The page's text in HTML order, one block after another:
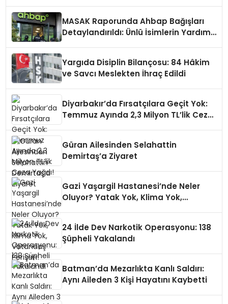
MASAK Raporunda Ahbap Bağışları
Detaylandırıldı: Ünlü İsimlerin Yardım
Yargıda Disiplin Bilançosu: 84 Hâkim
ve Savcı Meslekten İhraç Edildi
Diyarbakır’da Fırsatçılara Geçit Yok:
Temmuz Ayında 2,3 Milyon TL’lik Ceza
Güran Ailesinden Selahattin
Demirtaş’a Ziyaret
Gazi Yaşargil Hastanesi’nde Neler
Oluyor? Yatak Yok, Klima Yok,
24 İlde Dev Narkotik Operasyonu: 138
Şüpheli Yakalandı
Batman’da Mezarlıkta Kanlı Saldırı:
Aynı Aileden 3 Kişi Hayatını Kaybetti